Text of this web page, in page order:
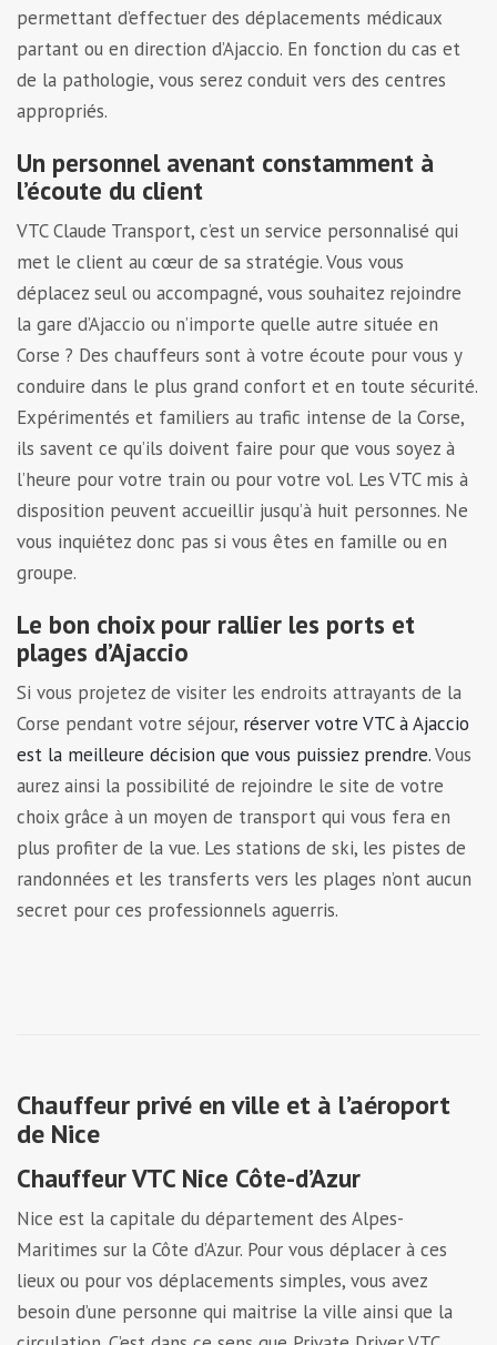
permettant d’effectuer des déplacements médicaux
partant ou en direction d’Ajaccio. En fonction du cas et
de la pathologie, vous serez conduit vers des centres
appropriés.
Un personnel avenant constamment à
l’écoute du client
VTC Claude Transport, c’est un service personnalisé qui
met le client au cœur de sa stratégie. Vous vous
déplacez seul ou accompagné, vous souhaitez rejoindre
la gare d’Ajaccio ou n’importe quelle autre située en
Corse ? Des chauffeurs sont à votre écoute pour vous y
conduire dans le plus grand confort et en toute sécurité.
Expérimentés et familiers au trafic intense de la Corse,
ils savent ce qu’ils doivent faire pour que vous soyez à
l’heure pour votre train ou pour votre vol. Les VTC mis à
disposition peuvent accueillir jusqu’à huit personnes. Ne
vous inquiétez donc pas si vous êtes en famille ou en
groupe.
Le bon choix pour rallier les ports et
plages d’Ajaccio
Si vous projetez de visiter les endroits attrayants de la
Corse pendant votre séjour, réserver votre VTC à Ajaccio
est la meilleure décision que vous puissiez prendre.Vous
aurez ainsi la possibilité de rejoindre le site de votre
choix grâce à un moyen de transport qui vous fera en
plus profiter de la vue. Les stations de ski, les pistes de
randonnées et les transferts vers les plages n’ont aucun
secret pour ces professionnels aguerris.
Chauffeur privé en ville et à l’aéroport
de Nice
Chauffeur VTC Nice Côte-d’Azur
Nice est la capitale du département des Alpes-
Maritimes sur la Côte d’Azur. Pour vous déplacer à ces
lieux ou pour vos déplacements simples, vous avez
besoin d’une personne qui maitrise la ville ainsi que la